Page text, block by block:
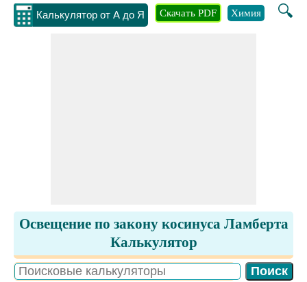
Калькулятор от А до Я 🔍
Скачать PDF Химия
Освещение по закону косинуса Ламберта
Калькулятор